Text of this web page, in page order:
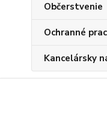
Občerstvenie
Ochranné
Kancelársky